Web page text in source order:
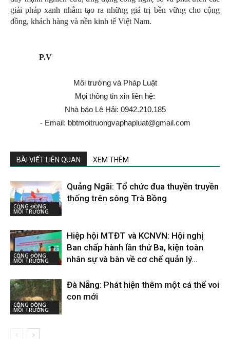
giải pháp xanh nhằm tạo ra những giá trị bền vững cho cộng
đồng, khách hàng và nền kinh tế Việt Nam.
P.V
Môi trường và Pháp Luật
Mọi thông tin xin liên hệ:
Nhà báo Lê Hải: 0942.210.185
- Email: bbtmoitruongvaphapluat@gmail.com
BÀI VIẾT LIÊN QUAN XEM THÊM
CỘNG ĐỒNG
MÔI TRƯỜNG
Quảng Ngãi: Tổ chức đua thuyền truyền
thống trên sông Trà Bồng
CỘNG ĐỒNG
MÔI TRƯỜNG
Hiệp hội MTĐT và KCNVN: Hội nghị
Ban chấp hành lần thứ Ba, kiện toàn
nhân sự và bàn về cơ chế quản lý...
CỘNG ĐỒNG
MÔI TRƯỜNG
Đà Nẵng: Phát hiện thêm một cá thể voi
con mới